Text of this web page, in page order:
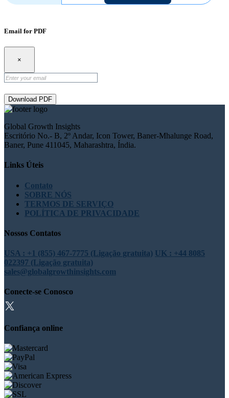
Email for PDF
×
Download PDF
Global Growth Insights
Escritório No.- B, 2º Andar, Icon Tower, Baner-Mhalunge Road,
Baner, Pune 411045, Maharashtra, Índia.
Links Úteis
Contato
SOBRE NÓS
TERMOS DE SERVIÇO
POLÍTICA DE PRIVACIDADE
Nossos Contatos
USA : +1 (855) 467-7775 (Ligação gratuita) UK : +44 8085
022397 (Ligação gratuita)
sales@globalgrowthinsights.com
Conecte-se Conosco
Confiança online